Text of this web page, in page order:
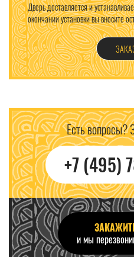
Дверь доставляется и
окончании установки вы вносите
Есть вопросы?
+7 (495)
и мы